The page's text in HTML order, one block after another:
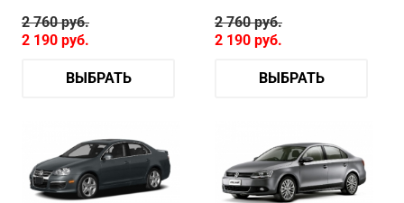
2 760руб.
2 190 руб.
ВЫБРАТЬ
2 760руб.
2 190 руб.
ВЫБРАТЬ